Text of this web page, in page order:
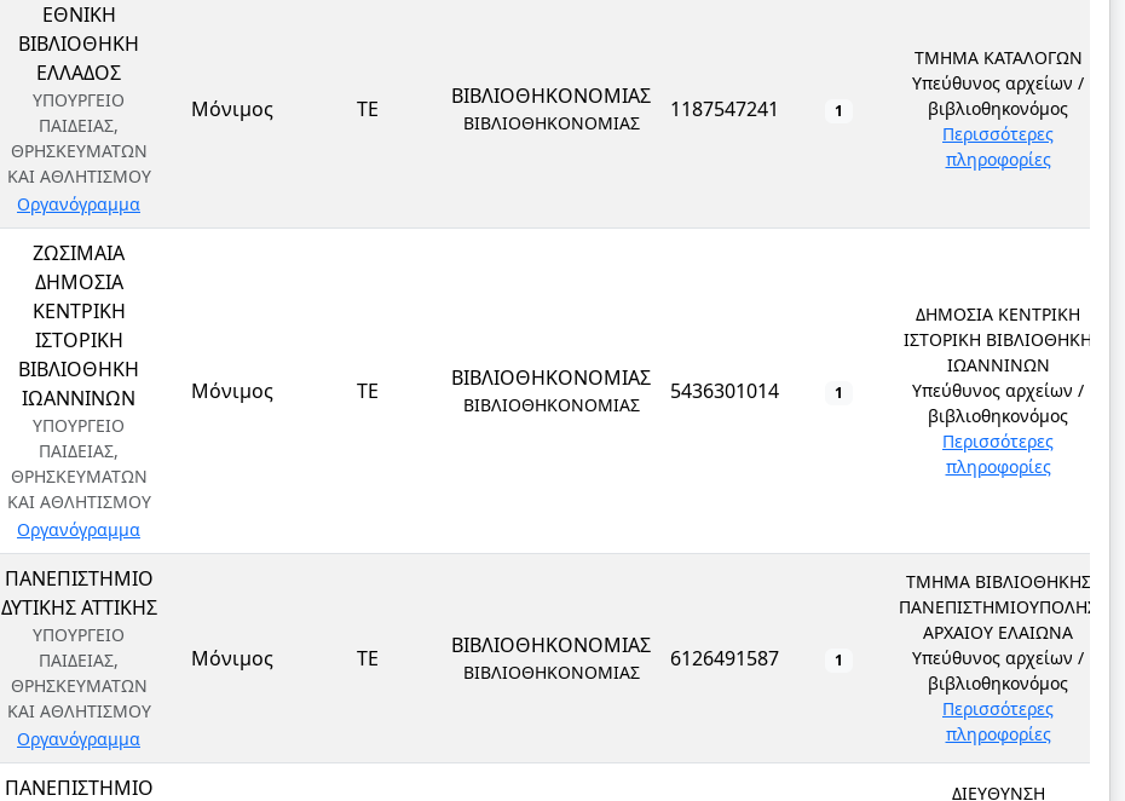
ΕΘΝΙΚΗ
ΒΙΒΛΙΟΘΗΚΗ
ΕΛΛΑΔΟΣ
ΥΠΟΥΡΓΕΙΟ
ΠΑΙΔΕΙΑΣ,
ΘΡΗΣΚΕΥΜΑΤΩΝ
ΚΑΙ ΑΘΛΗΤΙΣΜΟΥ
Οργανόγραμμα
Μόνιμος ΤΕ ΒΙΒΛΙΟΘΗΚΟΝΟΜΙΑΣ
ΒΙΒΛΙΟΘΗΚΟΝΟΜΙΑΣ
1187547241 1
ΤΜΗΜΑ ΚΑΤΑΛΟΓΩΝ
Υπεύθυνος αρχείων /
βιβλιοθηκονόμος
Περισσότερες
πληροφορίες
ΖΩΣΙΜΑΙΑ
ΔΗΜΟΣΙΑ
ΚΕΝΤΡΙΚΗ
ΙΣΤΟΡΙΚΗ
ΒΙΒΛΙΟΘΗΚΗ
ΙΩΑΝΝΙΝΩΝ
ΥΠΟΥΡΓΕΙΟ
ΠΑΙΔΕΙΑΣ,
ΘΡΗΣΚΕΥΜΑΤΩΝ
ΚΑΙ ΑΘΛΗΤΙΣΜΟΥ
Οργανόγραμμα
Μόνιμος ΤΕ ΒΙΒΛΙΟΘΗΚΟΝΟΜΙΑΣ
ΒΙΒΛΙΟΘΗΚΟΝΟΜΙΑΣ
5436301014 1
ΔΗΜΟΣΙΑ ΚΕΝΤΡΙΚΗ
ΙΣΤΟΡΙΚΗ ΒΙΒΛΙΟΘΗΚΗ
ΙΩΑΝΝΙΝΩΝ
Υπεύθυνος αρχείων /
βιβλιοθηκονόμος
Περισσότερες
πληροφορίες
ΠΑΝΕΠΙΣΤΗΜΙΟ
ΔΥΤΙΚΗΣ ΑΤΤΙΚΗΣ
ΥΠΟΥΡΓΕΙΟ
ΠΑΙΔΕΙΑΣ,
ΘΡΗΣΚΕΥΜΑΤΩΝ
ΚΑΙ ΑΘΛΗΤΙΣΜΟΥ
Οργανόγραμμα
Μόνιμος ΤΕ ΒΙΒΛΙΟΘΗΚΟΝΟΜΙΑΣ
ΒΙΒΛΙΟΘΗΚΟΝΟΜΙΑΣ
6126491587 1
ΤΜΗΜΑ ΒΙΒΛΙΟΘΗΚΗΣ
ΠΑΝΕΠΙΣΤΗΜΙΟΥΠΟΛΗΣ
ΑΡΧΑΙΟΥ ΕΛΑΙΩΝΑ
Υπεύθυνος αρχείων /
βιβλιοθηκονόμος
Περισσότερες
πληροφορίες
ΠΑΝΕΠΙΣΤΗΜΙΟ ΔΙΕΥΘΥΝΣΗ